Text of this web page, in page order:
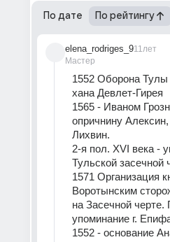
По дате По рейтингу
elena_rodriges_9
Мастер
11лет
1552 Оборона Тулы
хана Девлет-Гирея
1565 - Иваном
опричнину
Лихвин.
2-я пол. XVI века -
Тульской засечной
1571 Организация
Воротынским
на Засечной черте.
упоминание г.
1552 - основание